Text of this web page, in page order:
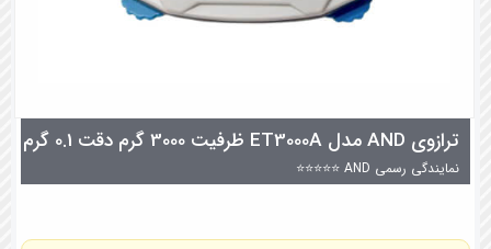
ترازوی AND مدل ET3000A ظرفیت 3000 گرم دقت 0.1 گرم
نمایندگی رسمی AND ⭐⭐⭐⭐⭐